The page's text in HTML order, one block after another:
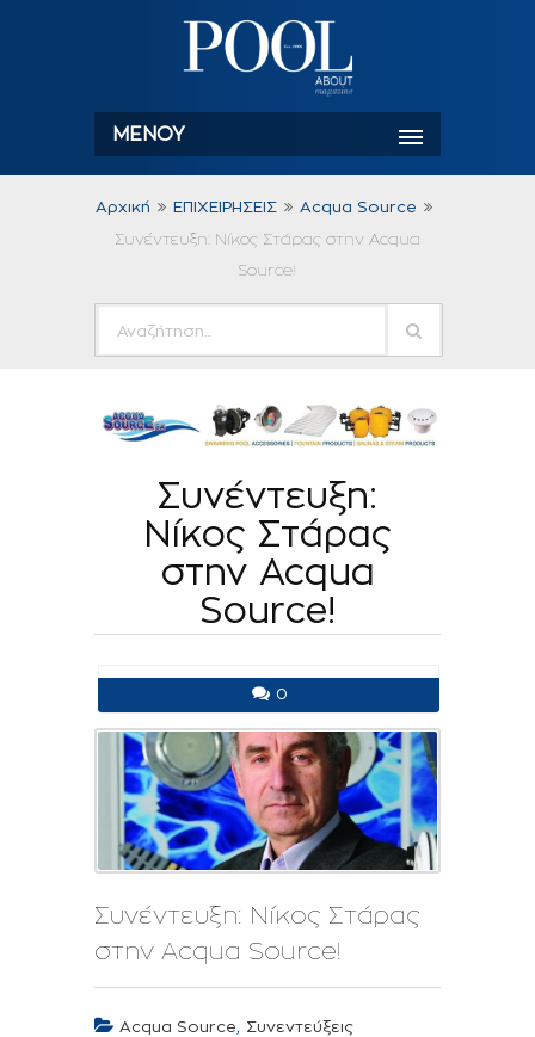
ΜΕΝΟΎ
Αρχική ΕΠΙΧΕΙΡΗΣΕΙΣ
Acqua Source
Συνέντευξη: Νίκος Στάρας στην Acqua
Source!
Συνέντευξη:
Νίκος Στάρας
στην Acqua
Source!
0
Συνέντευξη: Νίκος Στάρας
στην Acqua Source!
Acqua Source, Συνεντεύξεις